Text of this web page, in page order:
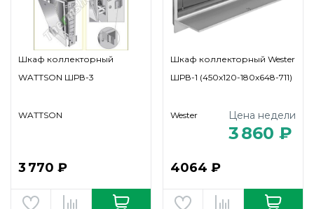
Шкаф коллекторный
WATTSON ШРВ-3
WATTSON
3 770 ₽
Шкаф коллекторный Wester
ШРВ-1 (450х120-180х648-711)
Wester Цена недели
3 860 ₽
4064 ₽